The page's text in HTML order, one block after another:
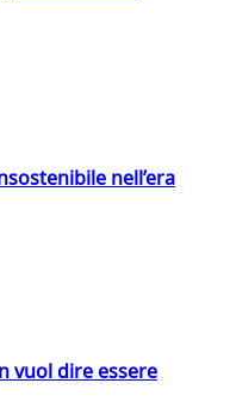
nell’era
vuol dire essere